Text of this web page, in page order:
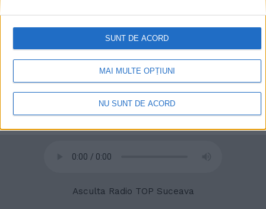
retrageți consimțământul în orice moment, revenind la acest site
și făcând clic pe butonul "Confidențialitate" din partea de jos a
paginii web.
MAI MULTE OPȚIUNI
NU SUNT DE ACORD
SUNT DE ACORD
Asculta Radio TOP Suceava